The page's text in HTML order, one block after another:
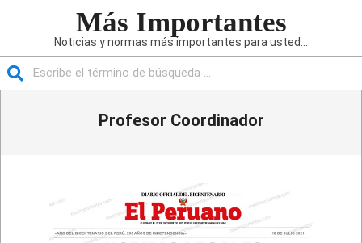
Más Importantes
Noticias y normas más importantes para usted...
Profesor Coordinador